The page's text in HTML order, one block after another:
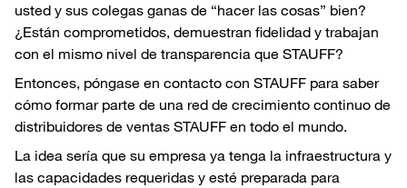
usted y sus colegas ganas de “hacer las cosas” bien?
¿Están comprometidos, demuestran fidelidad y trabajan
con el mismo nivel de transparencia que STAUFF?
Entonces, póngase en contacto con STAUFF para saber
cómo formar parte de una red de crecimiento continuo de
distribuidores de ventas STAUFF en todo el mundo.
La idea sería que su empresa ya tenga la infraestructura y
las capacidades requeridas y esté preparada para